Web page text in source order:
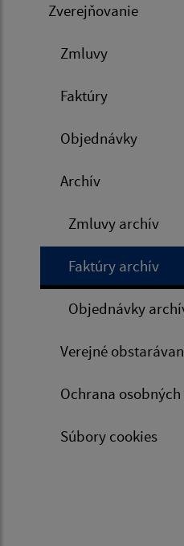
Zverejňovanie
Zmluvy
Faktúry
Objednávky
Archív
Zmluvy archív
Faktúry archív
Objednávky
Verejné
Ochrana
Súbory cookies